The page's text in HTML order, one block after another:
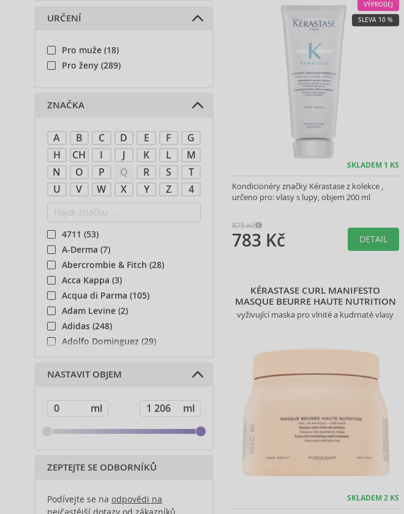
VÝPRODEJ
SLEVA 10 %
SKLADEM 1 KS
Kondicionéry značky Kérastase z kolekce ,
určeno pro: vlasy s lupy, objem 200 ml
875 Kč
783 Kč DETAIL
KÉRASTASE CURL MANIFESTO
MASQUE BEURRE HAUTE NUTRITION
vyživující maska pro vlnité a kudrnaté vlasy
SKLADEM 2 KS
Vlasová kosmetika (307)
URČENÍ
Pro muže (18)
Pro ženy (289)
ZNAČKA
A B C D E F
G
H
CH I J K L
M
N
O P Q R S
T
U
V W X Y Z 4
4711 (53)
A-Derma (7)
Abercrombie & Fitch (28)
Acca Kappa (3)
Acqua di Parma (105)
Adam Levine (2)
Adidas (248)
Adolfo Dominguez (29)
Adyan (81)
Affinage (1)
Agent Provocateur (13)
Ahava (49)
Aigner (43)
Ajmal (168)
Al Haramain (201)
Alberta Ferretti (1)
Alcina (156)
NASTAVIT OBJEM
ZEPTEJTE SE ODBORNÍKŮ
Podívejte se na odpovědi na